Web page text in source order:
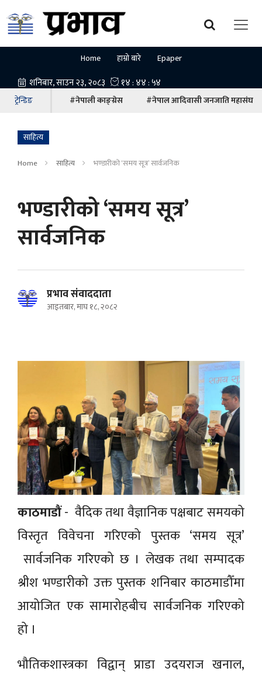
Home हाम्रो बारे Epaper
ट्रेन्डिङ #नेपाली काङ्ग्रेस #नेपाल आदिवासी जनजाति महासंघ
साहित्य
Home साहित्य भण्डारीको ‘समय सूत्र’ सार्वजनिक
भण्डारीको ‘समय सूत्र’
सार्वजनिक
प्रभाव संवाददाता
आइतबार, माघ १८, २०८२
काठमाडौं- वैदिक तथा वैज्ञानिक पक्षबाट समयको
विस्तृत विवेचना गरिएको पुस्तक ‘समय सूत्र’
सार्वजनिक गरिएको छ । लेखक तथा सम्पादक
श्रीश भण्डारीको उक्त पुस्तक शनिबार काठमाडौँमा
आयोजित एक सामारोहबीच सार्वजनिक गरिएको
हो ।
भौतिकशास्त्रका विद्वान् प्राडा उदयराज खनाल,